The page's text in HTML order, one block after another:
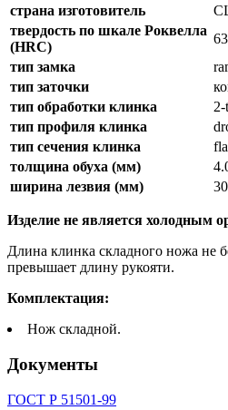
страна изготовитель
твердость по шкале Роквелла
(HRC)
63
тип замка
тип заточки
тип обработки клинка
тип профиля клинка
тип сечения клинка
толщина обуха (мм)
ширина лезвия (мм)
30
Изделие не является холодным
Длина клинка складного ножа не
превышает длину рукояти.
Комплектация:
Нож складной.
Документы
ГОСТ Р 51501-99